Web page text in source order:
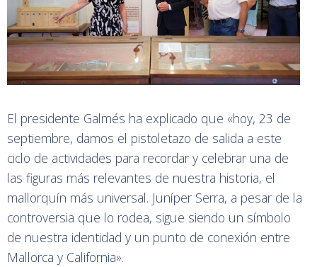
El presidente Galmés ha explicado que «hoy, 23 de
septiembre, damos el pistoletazo de salida a este
ciclo de actividades para recordar y celebrar una de
las figuras más relevantes de nuestra historia, el
mallorquín más universal. Juníper Serra, a pesar de la
controversia que lo rodea, sigue siendo un símbolo
de nuestra identidad y un punto de conexión entre
Mallorca y California».